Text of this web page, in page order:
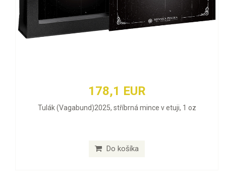
178,1 EUR
Tulák (Vagabund)2025, stříbrná mince v etuji, 1 oz
Do košíka